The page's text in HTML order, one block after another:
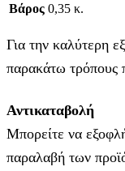
Βάρος 0,35 κ.
Για την καλύτερη
παρακάτω τρόπους
Αντικαταβολή
Μπορείτε να
παραλαβή των